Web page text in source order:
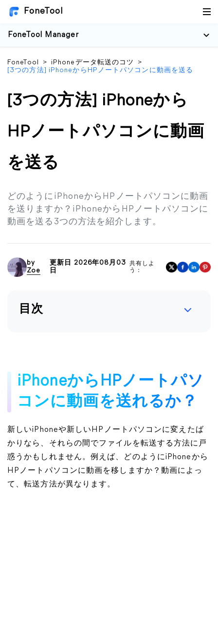
FoneTool
FoneTool Manager
FoneTool > iPhoneデータ転送のコツ
>
[3つの方法] iPhoneからHPノートパソコンに動画を送る
[3つの方法] iPhoneから
HPノートパソコンに動画
を送る
どのようにiPhoneからHPノートパソコンに動画
を送りますか？iPhoneからHPノートパソコンに
動画を送る3つの方法を紹介します。
by
Zoe
更新日 2026年08月03
日
共有しよ
う：
目次
iPhoneからHPノートパソ
コンに動画を送れるか？
新しいiPhoneや新しいHPノートパソコンに変えたば
かりなら、それらの間でファイルを転送する方法に戸
惑うかもしれません。例えば、どのようにiPhoneから
HPノートパソコンに動画を移しますか？動画によっ
て、転送方法が異なります。